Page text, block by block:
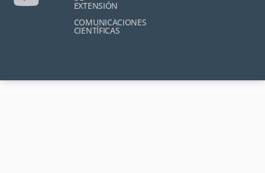
EXTENSIÓN
COMUNICACIONES
CIENTÍFICAS